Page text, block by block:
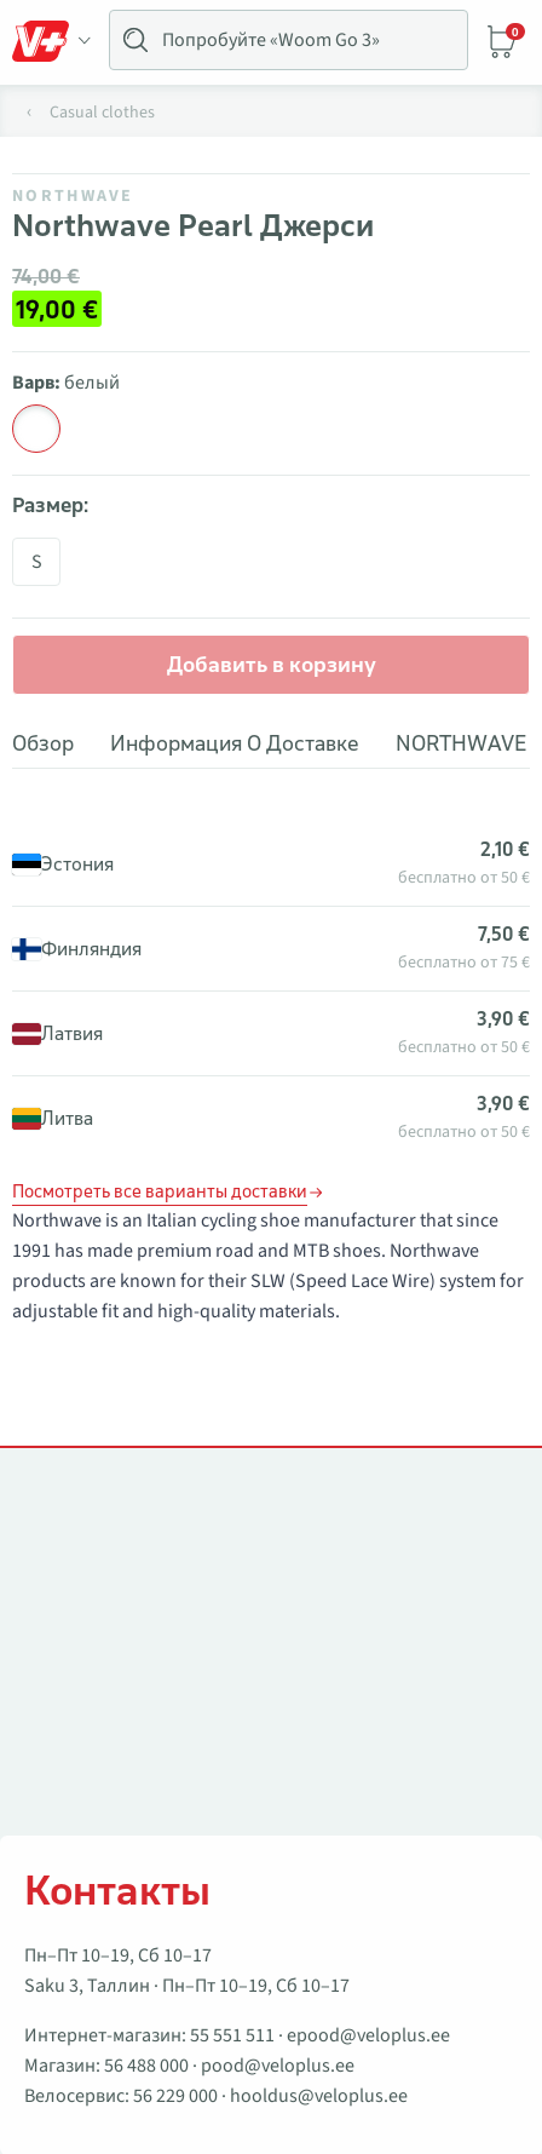
0
Casual clothes
NORTHWAVE
Northwave Pearl Джерси
74,00 €
19,00 €
Варв:белый
Размер:
S
Добавить в корзину
Обзор Информация О Доставке NORTHWAVE
Эстония
2,10 €
бесплатно от 50 €
Финляндия
7,50 €
бесплатно от 75 €
Латвия
3,90 €
бесплатно от 50 €
Литва
3,90 €
бесплатно от 50 €
Посмотреть все варианты доставки
Northwave is an Italian cycling shoe manufacturer that since
1991 has made premium road and MTB shoes. Northwave
products are known for their SLW (Speed Lace Wire) system for
adjustable fit and high-quality materials.
Контакты
Пн–Пт 10–19, Сб 10–17
Saku 3, Таллин · Пн–Пт 10–19, Сб 10–17
Интернет-магазин:55 551 511 ·epood@veloplus.ee
Магазин:56 488 000· pood@veloplus.ee
Велосервис:56 229 000· hooldus@veloplus.ee